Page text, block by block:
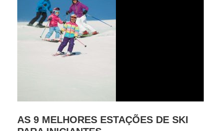
AS 9 MELHORES ESTAÇÕES DE SKI